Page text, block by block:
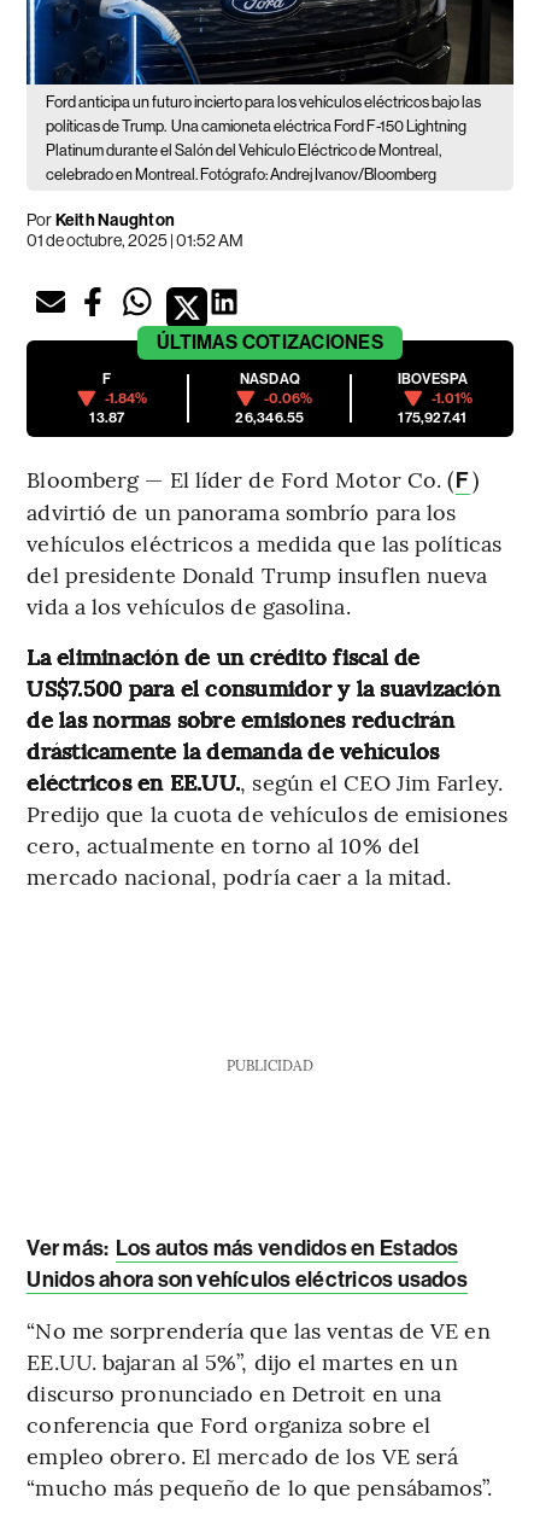
Ford anticipa un futuro incierto para los vehículos eléctricos bajo las
políticas de Trump. Una camioneta eléctrica Ford F-150 Lightning
Platinum durante el Salón del Vehículo Eléctrico de Montreal,
celebrado en Montreal. Fotógrafo: Andrej Ivanov/Bloomberg
PorKeith Naughton
01 de octubre, 2025 | 01:52 AM
ÚLTIMAS COTIZACIONES
F
-1.84%
13.87
NASDAQ
-0.06%
26,346.55
IBOVESPA
-1.01%
175,927.41
Bloomberg — El líder de Ford Motor Co. (F)
advirtió de un panorama sombrío para los
vehículos eléctricos a medida que las políticas
del presidente Donald Trump insuflen nueva
vida a los vehículos de gasolina.
La eliminación de un crédito fiscal de
US$7.500 para el consumidor y la suavización
de las normas sobre emisiones reducirán
drásticamente la demanda de vehículos
eléctricos en EE.UU., según el CEO Jim Farley.
Predijo que la cuota de vehículos de emisiones
cero, actualmente en torno al 10% del
mercado nacional, podría caer a la mitad.
PUBLICIDAD
Ver más: Los autos más vendidos en Estados
Unidos ahora son vehículos eléctricos usados
“No me sorprendería que las ventas de VE en
EE.UU. bajaran al 5%”, dijo el martes en un
discurso pronunciado en Detroit en una
conferencia que Ford organiza sobre el
empleo obrero. El mercado de los VE será
“mucho más pequeño de lo que pensábamos”.